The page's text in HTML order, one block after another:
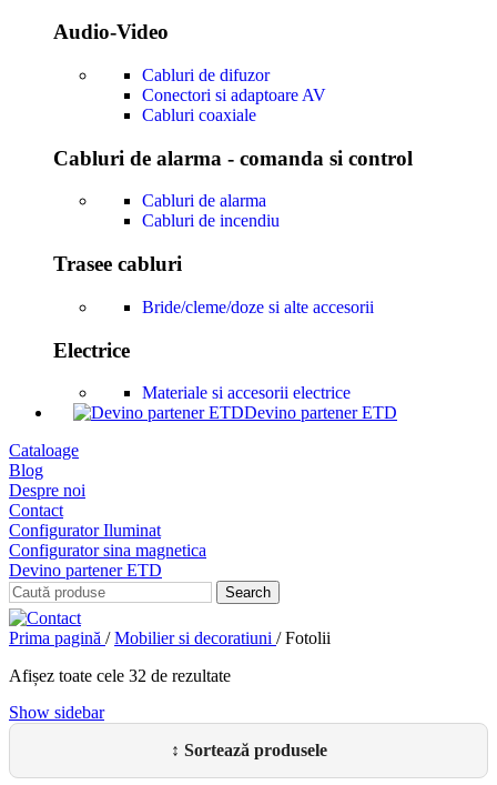
Audio-Video
Cabluri de difuzor
Conectori si adaptoare AV
Cabluri coaxiale
Cabluri de alarma - comanda si control
Cabluri de alarma
Cabluri de incendiu
Trasee cabluri
Bride/cleme/doze si alte accesorii
Electrice
Materiale si accesorii electrice
Devino partener ETD
Cataloage
Blog
Despre noi
Contact
Configurator Iluminat
Configurator sina magnetica
Devino partener ETD
Search
Prima pagină / Mobilier si decoratiuni / Fotolii
Afișez toate cele 32 de rezultate
Show sidebar